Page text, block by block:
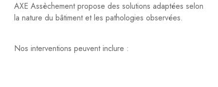
AXE Assèchement propose des solutions adaptées selon
la nature du bâtiment et les pathologies observées.
Nos interventions peuvent inclure :